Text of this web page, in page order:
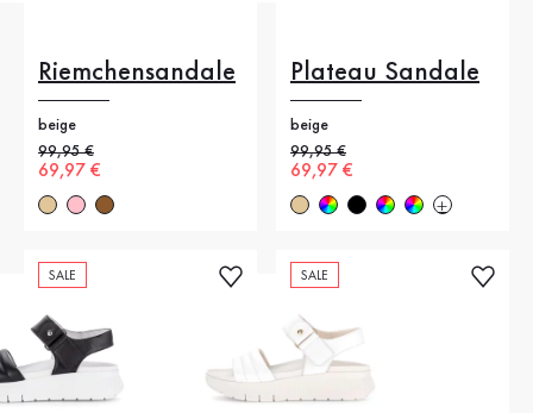
Riemchensandale
beige
Alter Preis
99,95 €
Neuer Preis
69,97 €
Plateau Sandale
beige
Alter Preis
99,95 €
Neuer Preis
69,97 €
SALE SALE